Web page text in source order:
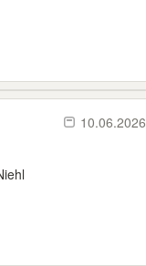
10.06.2026